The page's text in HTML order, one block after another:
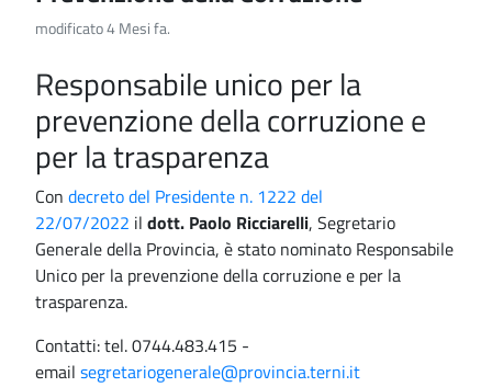
modificato 4 Mesi fa.
Responsabile unico per la
prevenzione della corruzione e
per la trasparenza
Con decreto del Presidente n. 1222 del
22/07/2022 il dott. Paolo Ricciarelli, Segretario
Generale della Provincia, è stato nominato Responsabile
Unico per la prevenzione della corruzione e per la
trasparenza.
Contatti: tel. 0744.483.415 -
email segretariogenerale@provincia.terni.it